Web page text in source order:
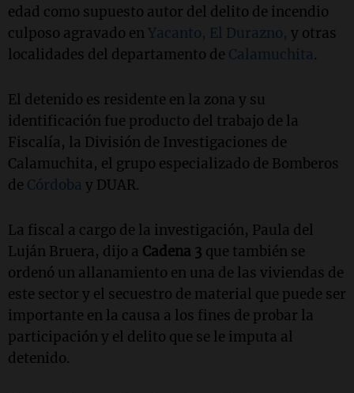
edad como supuesto autor del delito de incendio
culposo agravado enYacanto, El Durazno, y otras
localidades del departamento de Calamuchita.
El detenido es residente en la zona y su
identificación fue producto del trabajo de la
Fiscalía, la División de Investigaciones de
Calamuchita, el grupo especializado de Bomberos
de Córdoba y DUAR.
La fiscal a cargo de la investigación, Paula del
Luján Bruera, dijo a Cadena 3 que también se
ordenó un allanamiento en una de las viviendas de
este sector y el secuestro de material que puede ser
importante en la causa a los fines de probar la
participación y el delito que se le imputa al
detenido.